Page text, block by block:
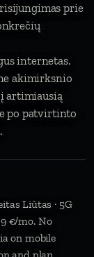
prie
internetas.
akimirksnio
artimiausią
po patvirtinto
Liūtas · 5G
€/mo. No
on mobile